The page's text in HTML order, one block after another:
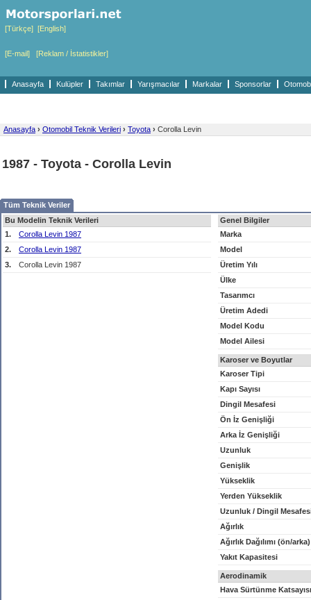
[Türkçe] [English]
[E-mail] [Reklam / İstatistikler]
Anasayfa Kulüpler Takımlar Yarışmacılar Markalar Sponsorlar
Anasayfa › Otomobil Teknik Verileri › Toyota › Corolla Levin
1987 - Toyota - Corolla Levin
Tüm Teknik Veriler
Bu Modelin Teknik Verileri
1.
Corolla Levin 1987
2.
Corolla Levin 1987
3.
Corolla Levin 1987
Genel Bilgiler
Marka
Model
Üretim Yılı
Ülke
Tasarımcı
Üretim Adedi
Model Kodu
Model Ailesi
Karoser ve Boyutlar
Karoser Tipi
Kapı Sayısı
Dingil Mesafesi
Ön İz Genişliği
Arka İz Genişliği
Uzunluk
Genişlik
Yükseklik
Yerden Yükseklik
Uzunluk / Dingil
Ağırlık
Ağırlık Dağılımı (ön/arka)
Yakıt Kapasitesi
Aerodinamik
Hava Sürtünme Katsayısı